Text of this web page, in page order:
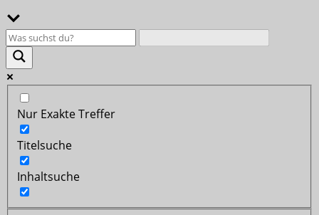
Nur Exakte Treffer
Titelsuche
Inhaltsuche